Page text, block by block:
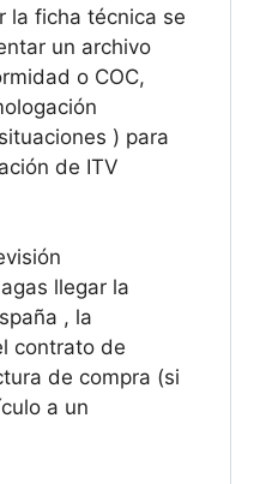
la ficha técnica se
un archivo
o COC,
) para
de ITV
llegar la
, la
contrato de
de compra (si
a un